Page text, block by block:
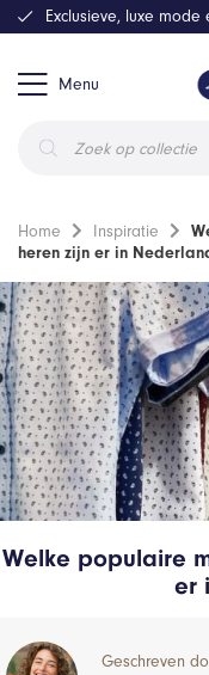
Menu
zoeken
Exclusieve, luxe
Home Inspiratie
heren zijn er in
Welke populaire
er
Geschreven